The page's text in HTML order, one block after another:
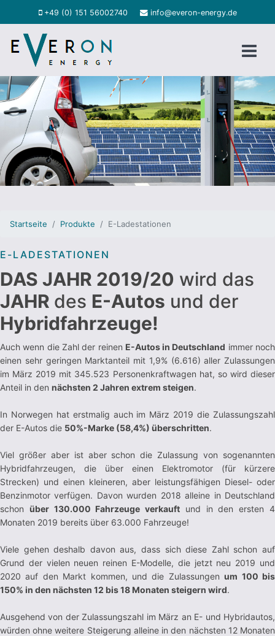
+49 (0) 151 56002740 info@everon-energy.de
Startseite Produkte E-Ladestationen
E-LADESTATIONEN
DAS JAHR 2019/20 wird das
JAHR des E-Autos und der
Hybridfahrzeuge!
Auch wenn die Zahl der reinen E-Autos in Deutschland immer noch
einen sehr geringen Marktanteil mit 1,9% (6.616) aller Zulassungen
im März 2019 mit 345.523 Personenkraftwagen hat, so wird dieser
Anteil in den nächsten 2 Jahren extrem steigen.
In Norwegen hat erstmalig auch im März 2019 die Zulassungszahl
der E-Autos die 50%-Marke (58,4%) überschritten.
Viel größer aber ist aber schon die Zulassung von sogenannten
Hybridfahrzeugen, die über einen Elektromotor (für kürzere
Strecken) und einen kleineren, aber leistungsfähigen Diesel- oder
Benzinmotor verfügen. Davon wurden 2018 alleine in Deutschland
schon über 130.000 Fahrzeuge verkauft und in den ersten 4
Monaten 2019 bereits über 63.000 Fahrzeuge!
Viele gehen deshalb davon aus, dass sich diese Zahl schon auf
Grund der vielen neuen reinen E-Modelle, die jetzt neu 2019 und
2020 auf den Markt kommen, und die Zulassungenum 100 bis
150% in den nächsten 12 bis 18 Monaten steigern wird.
Ausgehend von der Zulassungszahl im März an E- und Hybridautos,
würden ohne weitere Steigerung alleine in den nächsten 12 Monaten